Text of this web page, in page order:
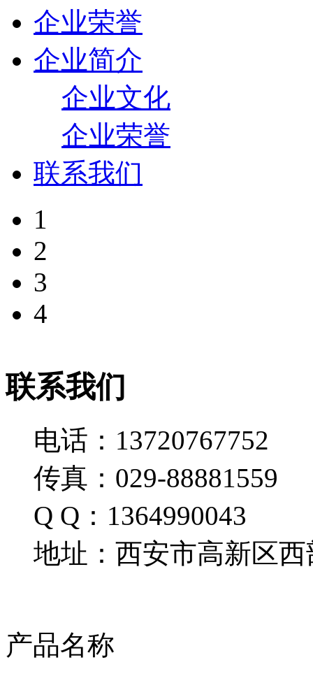
企业荣誉
企业简介
企业文化
企业荣誉
联系我们
1
2
3
4
联系我们
电话：13720767752
传真：029-88881559
Q Q：1364990043
地址：西安市高新区西
产品名称